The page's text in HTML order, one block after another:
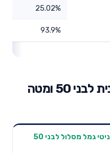
25.02%
93.9%
השוואת קופת גמל כלנית לבני 50 ומטה
תשואה
דמי ניהול
אינפיניטי גמל מסלול לבני 50